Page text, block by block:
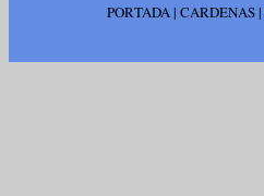
PORTADA| CARDENAS|